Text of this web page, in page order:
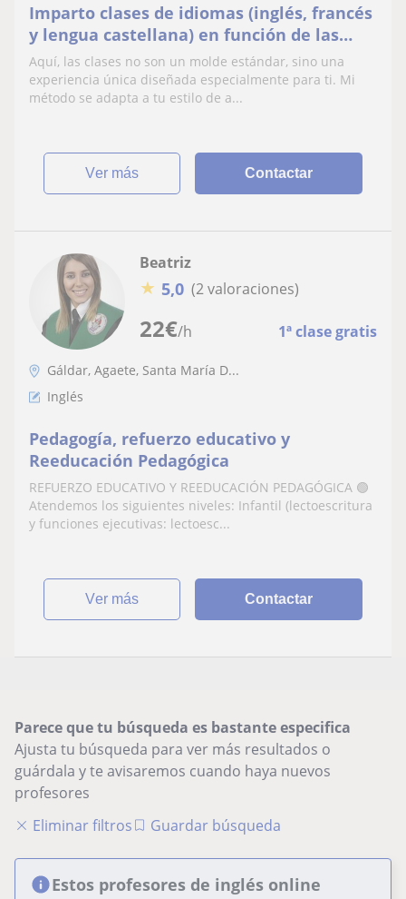
Imparto clases de idiomas (inglés, francés
y lengua castellana) en función de las
necesidades del alumno/a.
Aquí, las clases no son un molde estándar, sino una
experiencia única diseñada especialmente para ti. Mi
método se adapta a tu estilo de a...
ver más Contactar
22€/h 1ª clase gratis
Beatriz
★ 5,0 (2 valoraciones)
Gáldar, Agaete, Santa María D...
Inglés
Pedagogía, refuerzo educativo y
Reeducación Pedagógica
REFUERZO EDUCATIVO Y REEDUCACIÓN PEDAGÓGICA 🟢
Atendemos los siguientes niveles: Infantil (lectoescritura
y funciones ejecutivas: lectoesc...
ver más Contactar
Parece que tu búsqueda es bastante especifica
Ajusta tu búsqueda para ver más resultados o
guárdala y te avisaremos cuando haya nuevos
profesores
Eliminar filtros
Guardar búsqueda
Estos profesores de inglés online